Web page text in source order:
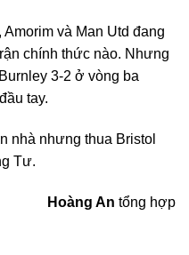
và Man Utd đang
chính thức nào. Nhưng
3-2 ở vòng ba
tay.
nhà nhưng thua Bristol
Tư.
Hoàng An tổng hợp